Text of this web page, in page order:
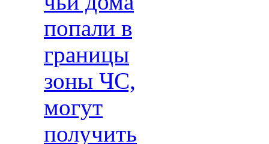
попали в
границы
зоны ЧС,
могут
получить